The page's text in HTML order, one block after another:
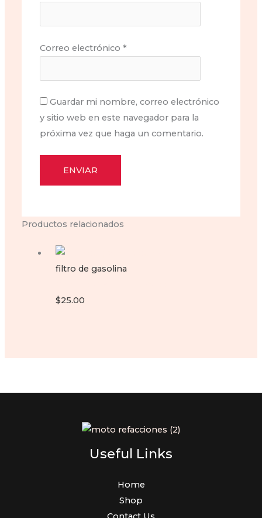
Correo electrónico*
Guardar mi nombre, correo electrónico
y sitio web en este navegador para la
próxima vez que haga un comentario.
Productos relacionados
filtro de gasolina
$25.00
Useful Links
Home
Shop